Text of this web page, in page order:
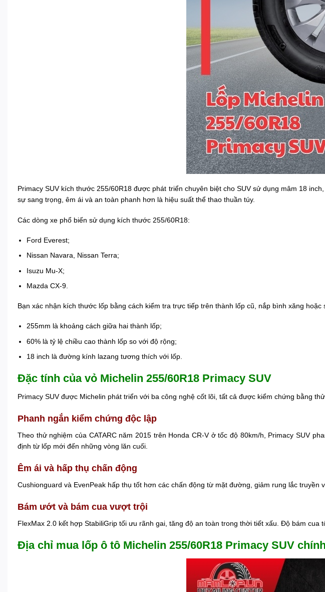
Primacy SUV kích thước 255/60R18 được phát triển chuyên biệt cho SUV sử dụng mâm 18
sự sang trọng, êm ái và an toàn phanh hơn là hiệu suất thể thao thuần túy.
Các dòng xe phổ biến sử dụng kích thước 255/60R18:
Ford Everest;
Nissan Navara, Nissan Terra;
Isuzu Mu-X;
Mazda CX-9.
Bạn xác nhận kích thước lốp bằng cách kiểm tra trực tiếp trên thành lốp cũ, nắp bình xăng
255mm là khoảng cách giữa hai thành lốp;
60% là tỷ lệ chiều cao thành lốp so với độ rộng;
18 inch là đường kính lazang tương thích với lốp.
Đặc tính của vỏ Michelin 255/60R18 Primacy SUV
Primacy SUV được Michelin phát triển với ba công nghệ cốt lõi, tất cả được kiểm chứng bằng
Phanh ngắn kiểm chứng độc lập
Theo thử nghiệm của CATARC năm 2015 trên Honda CR-V ở tốc độ 80km/h, Primacy SUV
định từ lốp mới đến những vòng lăn cuối.
Êm ái và hấp thụ chấn động
Cushionguard và EvenPeak hấp thụ tốt hơn các chấn động từ mặt đường, giảm rung lắc truyền
Bám ướt và bám cua vượt trội
FlexMax 2.0 kết hợp StabiliGrip tối ưu rãnh gai, tăng độ an toàn trong thời tiết xấu. Độ bám
Địa chỉ mua lốp ô tô Michelin 255/60R18 Primacy SUV